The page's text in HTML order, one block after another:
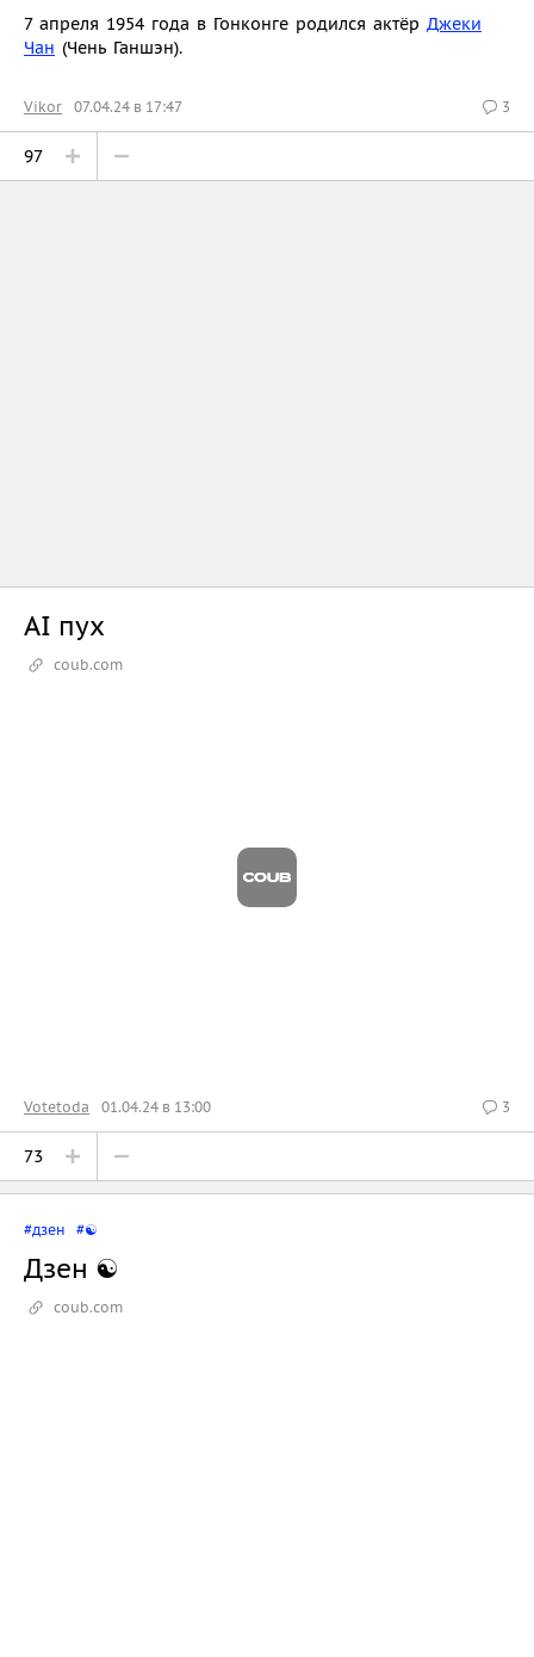
7 апреля 1954 года в Гонконге родился актёр Джеки
Чан (Чень Ганшэн).
Vikor 07.04.24 в 17:47 3
97
AI пух
coub.com
Votetoda 01.04.24 в 13:00 3
73
#дзен #☯
Дзен ☯
coub.com